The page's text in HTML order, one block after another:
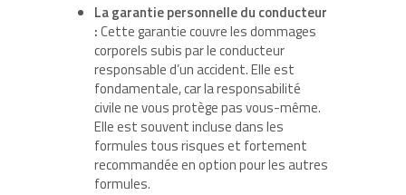
La garantie personnelle du conducteur
:Cette garantie couvre les dommages
corporels subis par le conducteur
responsable d’un accident. Elle est
fondamentale, car la responsabilité
civile ne vous protège pas vous-même.
Elle est souvent incluse dans les
formules tous risques et fortement
recommandée en option pour les autres
formules.